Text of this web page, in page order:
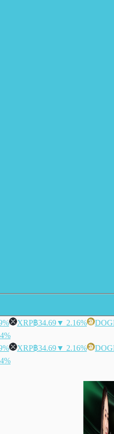
XRP฿34.69▼ 2.16%
XRP฿34.69▼ 2.16%